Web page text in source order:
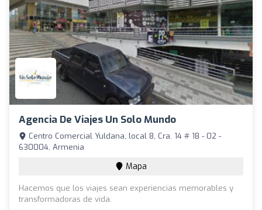
Agencia De Viajes Un Solo Mundo
Centro Comercial Yuldana, local 8, Cra. 14 # 18 - 02 -
630004, Armenia
Mapa
Hacemos que los viajes sean experiencias memorables y
transformadoras de vida.